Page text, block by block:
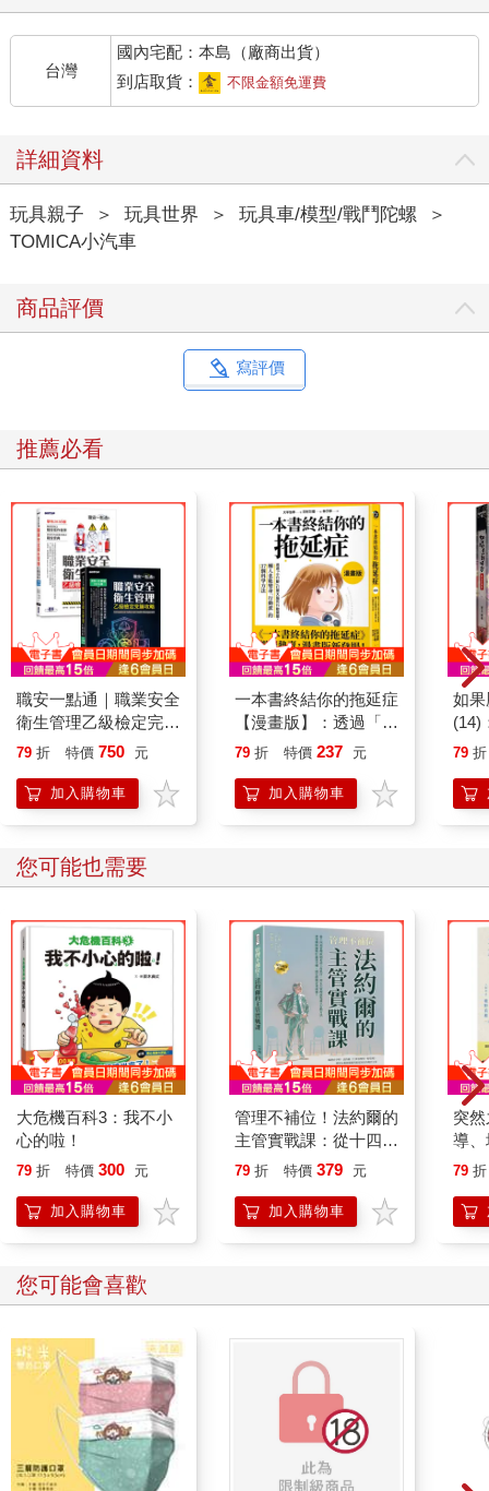
台灣
國內宅配：本島（廠商出貨）
到店取貨：
不限金額免運費
詳細資料
玩具親子 ＞ 玩具世界 ＞ 玩具車/模型/戰鬥陀螺
＞
TOMICA小汽車
商品評價
寫評價
推薦必看
職安一點通｜職業安全
衛生管理乙級檢定完勝
攻略｜2026版(套書)
79 折 特價 750 元
加入購物車
一本書終結你的拖延症
【漫畫版】：透過「小
行動」打開大腦的行動
「行動派」的37個科
學方法
79 折 特價 237 元
加入購物車
如
(14)
貓
79 折
您可能也需要
大危機百科3：我不小
心的啦！
79 折 特價 300 元
加入購物車
管理不補位！法約爾的
主管實戰課：從十四項
管理原則看清工作秩
立行動方法，帶領團隊
擺脫忙亂與空轉，穩定
79 折 特價 379 元
加入購物車
突
導
《
79 折
您可能會喜歡